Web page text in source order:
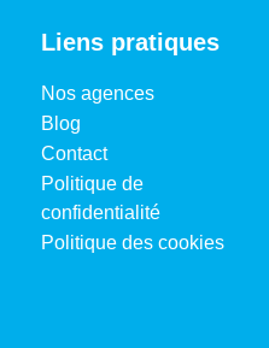
Liens pratiques
Nos agences
Blog
Contact
Politique de
confidentialité
Politique des cookies